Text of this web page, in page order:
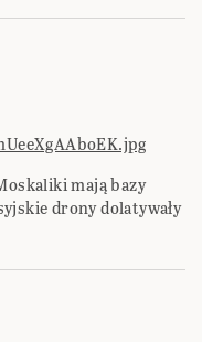
mają bazy
drony dolatywały